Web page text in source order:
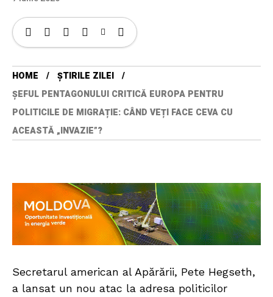
HOME
ȘTIRILE ZILEI
ȘEFUL PENTAGONULUI CRITICĂ EUROPA PENTRU
POLITICILE DE MIGRAȚIE: CÂND VEȚI FACE CEVA CU
ACEASTĂ „INVAZIE”?
Secretarul american al Apărării, Pete Hegseth,
a lansat un nou atac la adresa politicilor